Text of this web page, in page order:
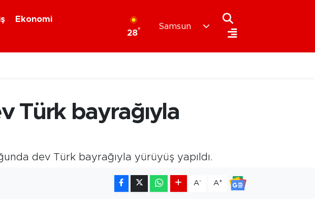
Ekonomi
28°
Samsun
Türk bayrağıyla
dev Türk bayrağıyla yürüyüş yapıldı.
A- A+